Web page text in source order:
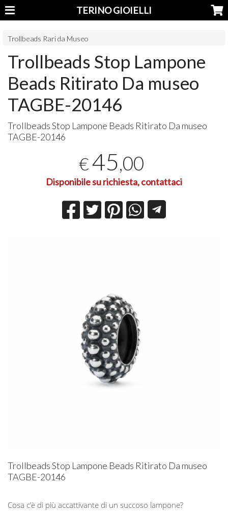
TERINO GIOIELLI
Trollbeads Rari da Museo
Trollbeads Stop Lampone
Beads Ritirato Da museo
TAGBE-20146
Trollbeads Stop Lampone Beads Ritirato Da museo
TAGBE-20146
€45,00
Disponibile su richiesta, contattaci
Trollbeads Stop Lampone Beads Ritirato Da museo
TAGBE-20146
Cosa c’è di più accattivante di un succoso lampone?